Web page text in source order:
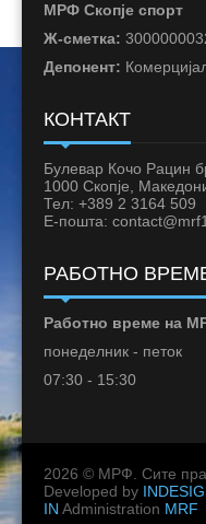
МРФ Скопје спорт
Ж-сметка:
Депонент:
КОНТАКТ
Булевар Кочо Рацин
1000 Скопје,
Тел: +389 2 3164 509
Е-пошта:
РАБОТНО
Работно време на
понеделник - петок
07:30 - 15:30
2026 © МРФ. Сите
Developed by
IN Administration MRF